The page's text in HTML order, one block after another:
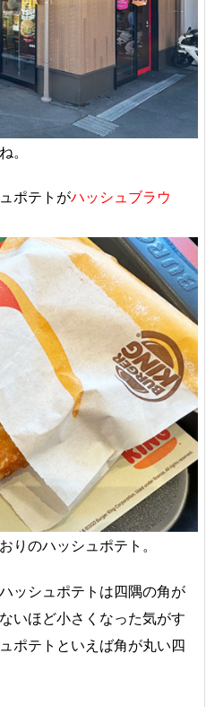
。
ポテトがハッシュブラウ
りのハッシュポテト。
ッシュポテトは四隅の角が
いほど小さくなった気がす
ポテトといえば角が丸い四